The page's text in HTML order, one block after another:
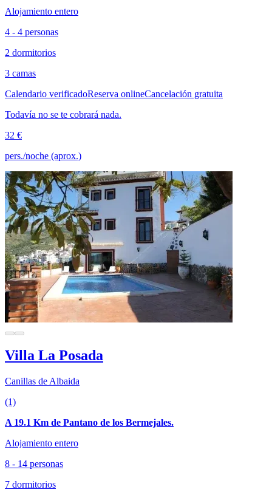
Alojamiento entero
4 - 4 personas
2 dormitorios
3 camas
Calendario verificadoReserva onlineCancelación gratuita
Todavía no se te cobrará nada.
32 €
pers./noche (aprox.)
Villa La Posada
Canillas de Albaida
(1)
A 19.1 Km de Pantano de los Bermejales.
Alojamiento entero
8 - 14 personas
7 dormitorios